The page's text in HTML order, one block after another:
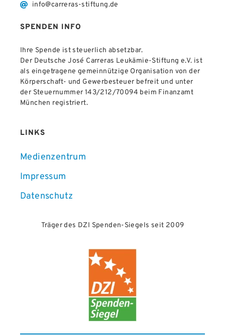
info@carreras-stiftung.de
SPENDEN INFO
Ihre Spende ist steuerlich absetzbar.
Der Deutsche José Carreras Leukämie-Stiftung e.V. ist
als eingetragene gemeinnützige Organisation von der
Körperschaft- und Gewerbesteuer befreit und unter
der Steuernummer 143/212/70094 beim Finanzamt
München registriert.
LINKS
Medienzentrum
Impressum
Datenschutz
Träger des DZI Spenden-Siegels seit 2009